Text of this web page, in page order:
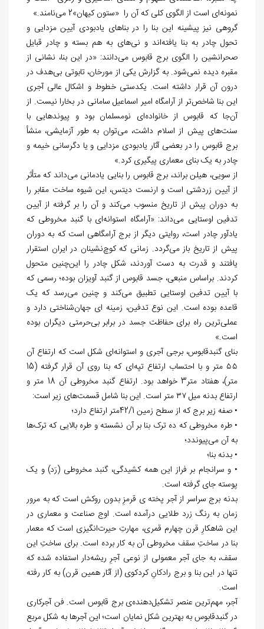
نمونه‌ای است از الگوی کلی که آن را «ستون کیهان»2 می‌نامند.»
گروهی نیز پیشینه این بنا را در بناهای یادبودی آیین مزدایی و
تحول چادر به بنا یافته‌اند و نی‌های به هم بسته و چادر قبایل
صحرانشین را الگوی برج قابوس می‌دانند: «در این بنا، نشانی از
مقبره دیده نمی‌شود. به گزارش یکی از مورخان، تابوتی بی‌هدف در
درون آن قرار داشته است. یکدستی خطوط و اشکال عالی آجری
این بنا شاخص‌تر از آرامگاه امیر اسماعیل سامانی در بخارا نیست. از
آن‌جا که قابوس از خانواده‌ای نومسلمان بود و پیوندهایی با
سنت‌های پیش از اسلام داشت، می‌توان به طور آزمایشی، منشأ
برج قابوس را در بعضی آثار یادبودی مزدایی و یا دگرسانی خیمه و
چادر به یک بنای معماری پیگیری کرد.»
از سویی، هیلن براند، برج قابوس را بنایی یادمانی می‌داند که متأثر
از آیین زردشتی است و ارنست دیتس، این شیوه ساخت مقابر را
به دوران پیش از تاریخ منسوب می‌کند و آن را بر گرفته از آیین
تدفین اوستایی می‌داند: «آرامگاه استوانه‌ای با گنبد مخروطی که
یادآور چادر است، روایتی دیگر از برج آرامگاهی است که به دوران‌
پیش از تاریخ باز می‌گردد. زمانی که کوچ‌نشینان در ایران استقرار
یافتند و قدرت به دست آوردند، شکل چادر را این‌چنین متحول
کردند. براساس منبعی، جسد قابوس از گنبد آویزان بوده؛ رسمی که
با آیین تدفین اوستایی تطبیق می‌کند و چنین می‌رسد که یک
قاعده بوده است. این نوع تدفین، زمینه ای جهان‌شناختی دارد و
عملی‌ترین راه برای حفاظت جسد در برابر بی‌حرمتی دیگران بوده
است.»
بنای گنبدقابوس، برجی آجری و استوانه‌ای شکل است که ارتفاع آن
۵۵ متر و با احتساب ارتفاع تپه‌ای که بنا روی آن قرار گرفته (15
متر)، هفتاد متر3 خواهد بود. ارتفاع گنبد مخروطی آن 18 متر و
ارتفاع بدنه میل ۳۷ متر است. این بنا شامل قسمت‌های زیر است:
• صفه زیر برج که از سطح زمین 42/1متر ارتفاع دارد؛
• طره مخروطی که ده ترک بنا بر آن نشسته و طره بالایی که ترک‌ها
به آن می‌پیوندد؛
• بدنه بنا؛
• و سرانجام بر فراز این همه کشیدگی، گنبد مخروطی (رَد) و یک
پوسته جای گرفته است.
بدنه برج سراسر از آجر پخته ی قرمزِ بدون روکش است که به مرور
زمان به رنگ زرد طلایی درآمده است. اوج صناعت و معماری در
این شاهکارِ قرن چهارم قمری، مهارتِ حیرت‌انگیزی است که معمار
بنا در ساختِ سقف مخروطی آن به کار برده است. برای ساختِ این
سقف، به جای آجر معمولی از نوعی آجرِ ریشه‌دار استفاده شده که
تنها در این بنا و برج رادکانِ کردکوی (از آثار همین قرن) به کار رفته
است.
آجر، مهم‌ترین عنصر تشکیل‌دهنده‌ی برج قابوس است. فن آجرکاری
در گنبدقابوس به بهترین شکل نمایان است؛ این آجرها به شکل مربع